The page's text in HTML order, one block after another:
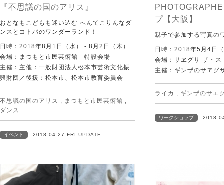
『不思議の国のアリス』
おとなもこどもも迷い込む へんてこりんなダ
ンスとコトバのワンダーランド！
日時：2018年8月1日（水） - 8月2日（木）
会場：まつもと市民芸術館 特設会場
主催：主催：一般財団法人松本市芸術文化振
興財団／後援：松本市、松本市教育委員会
不思議の国のアリス , まつもと市民芸術館 ,
ダンス
イベント 2018.04.27 FRI UPDATE
プ【大阪】
親子で参加する写真の
日時：2018年5月4日
会場：サヱグサ ザ・ス
主催：ギンザのサヱグ
ライカ , ギンザのサエ
ワークショップ